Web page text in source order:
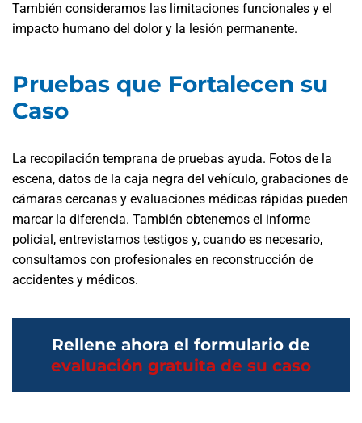
También consideramos las limitaciones funcionales y el
impacto humano del dolor y la lesión permanente.
Pruebas que Fortalecen su
Caso
La recopilación temprana de pruebas ayuda. Fotos de la
escena, datos de la caja negra del vehículo, grabaciones de
cámaras cercanas y evaluaciones médicas rápidas pueden
marcar la diferencia. También obtenemos el informe
policial, entrevistamos testigos y, cuando es necesario,
consultamos con profesionales en reconstrucción de
accidentes y médicos.
Rellene ahora el formulario de
evaluación gratuita de su caso